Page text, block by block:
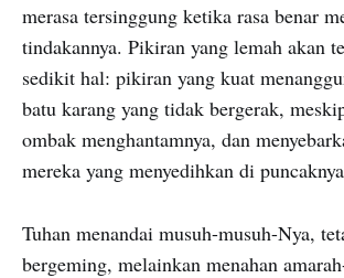
merasa tersinggung ketika rasa benar
tindakannya. Pikiran yang lemah akan
sedikit hal: pikiran yang kuat
batu karang yang tidak bergerak,
ombak menghantamnya, dan
mereka yang menyedihkan di
Tuhan menandai musuh-musuh-Nya,
bergeming, melainkan menahan